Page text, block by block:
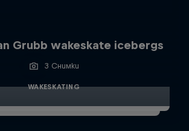
Grubb wakeskate icebergs
3 Снимки
WAKESKATING